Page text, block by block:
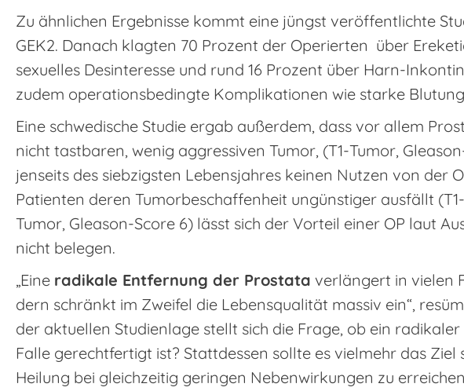
Zu ähnlichen Ergebnisse kommt eine jüngst veröffentlichte
GEK2. Danach klagten 70 Prozent der Operierten über
sexuelles Desinteresse und rund 16 Prozent über Harn-
zudem operationsbedingte Komplikationen wie starke
Eine schwedische Studie ergab außerdem, dass vor allem
nicht tastbaren, wenig aggressiven Tumor, (T1-Tumor,
jenseits des siebzigsten Lebensjahres keinen Nutzen von der
Patienten deren Tumorbeschaffenheit ungünstiger ausfällt
Tumor, Gleason-Score 6) lässt sich der Vorteil einer OP laut
nicht belegen.
„Eine radikale Entfernung der Prostata verlängert in vielen
dern schränkt im Zweifel die Lebensqualität massiv ein“,
der aktuellen Studienlage stellt sich die Frage, ob ein
Falle gerechtfertigt ist? Stattdessen sollte es vielmehr das Ziel
Heilung bei gleichzeitig geringen Nebenwirkungen zu